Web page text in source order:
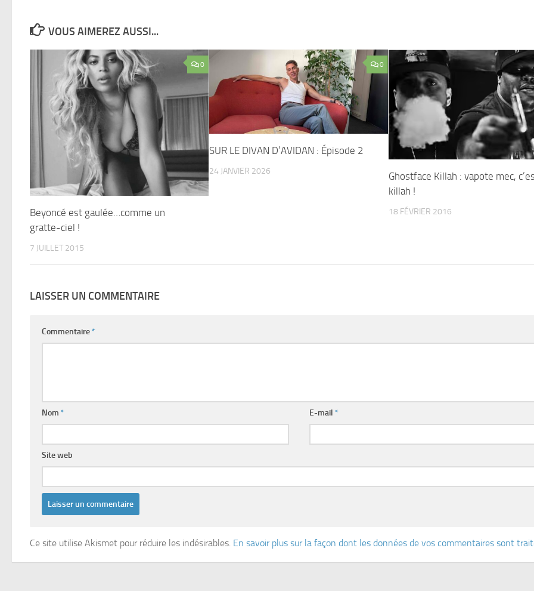
VOUS AIMEREZ AUSSI...
0
Beyoncé est gaulée…comme un
gratte-ciel !
7 JUILLET 2015
0
SUR LE DIVAN D’AVIDAN : Épisode 2
24 JANVIER 2026
Ghostface Killah : vapote mec,
killah !
18 FÉVRIER 2016
LAISSER UN COMMENTAIRE
Commentaire*
Nom * E-mail*
Site web
Ce site utilise Akismet pour réduire les indésirables. En savoir plus sur la façon dont les données de vos commentaires sont